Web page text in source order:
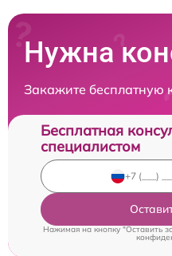
Нужна
Закажите бесплатную
Бесплатная
специалистом
Нажимая на кнопку "Оставить